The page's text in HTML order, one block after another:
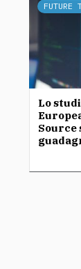
Lo
Source